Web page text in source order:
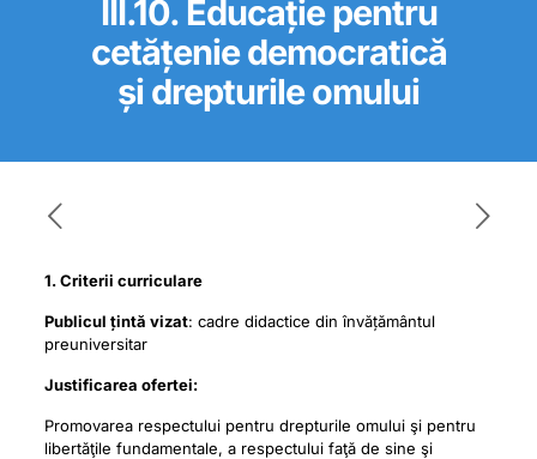
III.10. Educație pentru
cetățenie democratică
și drepturile omului
1. Criterii curriculare
Publicul țintă vizat: cadre didactice din învățământul
preuniversitar
Justificarea ofertei:
Promovarea respectului pentru drepturile omului şi pentru
libertăţile fundamentale, a respectului faţă de sine şi